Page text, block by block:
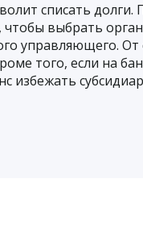
списать долги.
чтобы выбрать
управляющего.
того, если на
избежать